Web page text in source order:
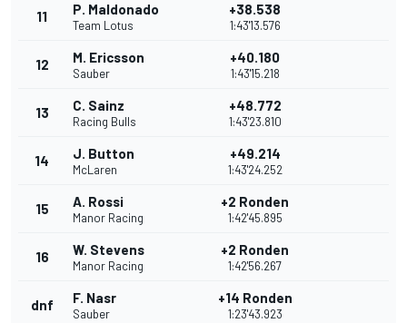
11 P. Maldonado
Team Lotus
+38.538
1:43'13.576
12 M. Ericsson
Sauber
+40.180
1:43'15.218
13 C. Sainz
Racing Bulls
+48.772
1:43'23.810
14 J. Button
McLaren
+49.214
1:43'24.252
15 A. Rossi
Manor Racing
+2 Ronden
1:42'45.895
16 W. Stevens
Manor Racing
+2 Ronden
1:42'56.267
dnf F. Nasr
Sauber
+14 Ronden
1:23'43.923